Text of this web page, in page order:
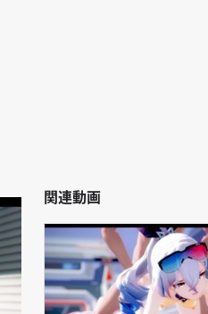
関連動画